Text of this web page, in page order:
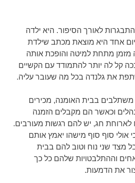
לאורך הסיפור. היא ילדה
אחד היא מוצאת מכתב שילדת
מזמן מתחת למיטה והופכת אותה
קל לה יותר להתמודד עם הקשיים
את גלנדה בכל מה שעובר עליה.
בבית האומנה, מכירים
וכאשר הם מקבלים הזמנה
חג, יש להם רגשות מעורבים.
סוף סוף מישהו יאמץ אותם
מצד שני נוח וטוב להם בבית
וההתלבטויות שלהם כל כך
את הדמעות.